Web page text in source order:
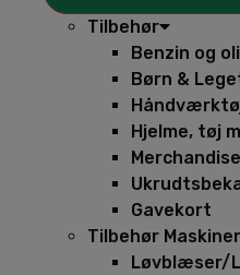
Tilbehør
Benzin og
Børn &
Hjelme, tøj
Merchandise
Gavekort
Tilbehør Maskiner
Løvblæser/